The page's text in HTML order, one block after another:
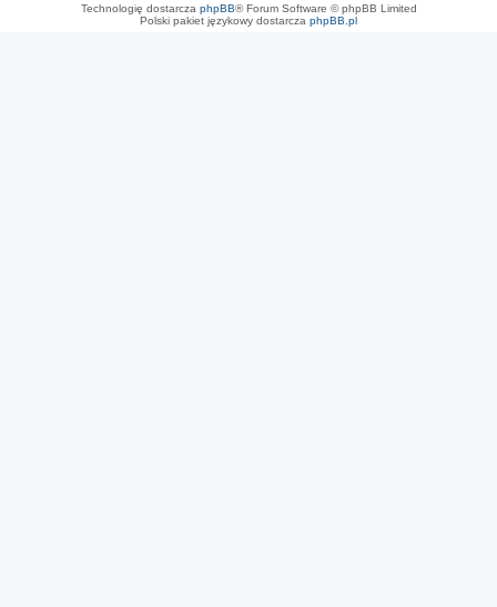
Technologię dostarcza phpBB® Forum Software © phpBB Limited
Polski pakiet językowy dostarcza phpBB.pl